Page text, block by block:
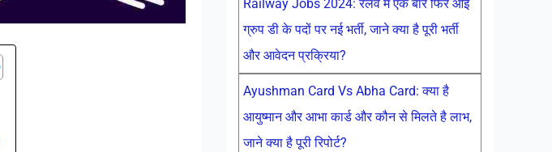
Railway Jobs 2024: रेलवे मे एक बार फिर आई
ग्रुप डी के पदों पर नई भर्ती, जाने क्या है पूरी भर्ती
और आवेदन प्रक्रिया?
Ayushman Card Vs Abha Card: क्या है
आयुष्मान और आभा कार्ड और कौन से मिलते है लाभ,
जाने क्या है पूरी रिपोर्ट?